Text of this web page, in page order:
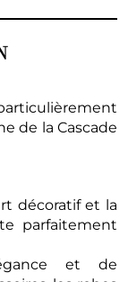
de la Cascade
décoratif et la
parfaitement
et de